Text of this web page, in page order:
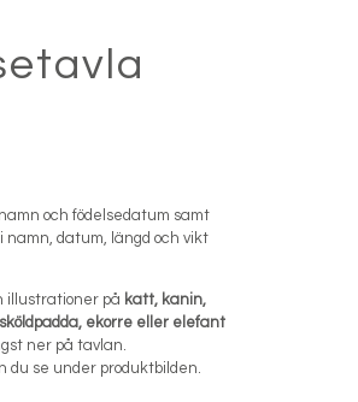
och födelsedatum samt
namn, datum, längd och vikt
illustrationer på katt, kanin,
ekorre eller elefant
ner på tavlan.
du se under produktbilden.